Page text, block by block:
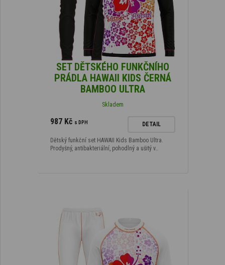
SET DĚTSKÉHO FUNKČNÍHO
PRÁDLA HAWAII KIDS ČERNÁ
BAMBOO ULTRA
Skladem
987 Kč s DPH DETAIL
Dětský funkční set HAWAII Kids Bamboo Ultra.
Prodyšný, antibakteriální, pohodlný a ušitý v…